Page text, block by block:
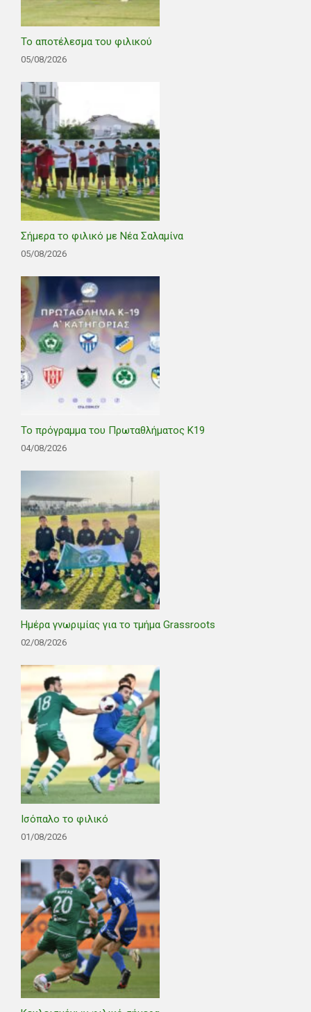
Το αποτέλεσμα του φιλικού
05/08/2026
Σήμερα το φιλικό με Νέα Σαλαμίνα
05/08/2026
Το πρόγραμμα του Πρωταθλήματος Κ19
04/08/2026
Ημέρα γνωριμίας για το τμήμα Grassroots
02/08/2026
Ισόπαλο το φιλικό
01/08/2026